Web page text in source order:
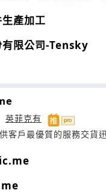
產加工
有限公司-Tensky
英菲克有
客戶最優質的服務交貨